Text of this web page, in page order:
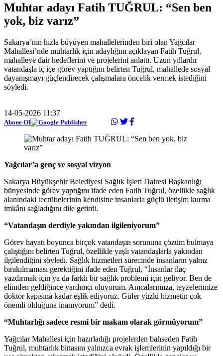
Muhtar adayı Fatih TUĞRUL: “Sen ben
yok, biz varız”
Sakarya’nın hızla büyüyen mahallelerinden biri olan Yağcılar
Mahallesi’nde muhtarlık için adaylığını açıklayan Fatih Tuğrul,
mahalleye dair hedeflerini ve projelerini anlattı. Uzun yıllardır
vatandaşla iç içe görev yaptığını belirten Tuğrul, mahallede sosyal
dayanışmayı güçlendirecek çalışmalara öncelik vermek istediğini
söyledi.
14-05-2026 11:37
Abone Ol
Yağcılar’a genç ve sosyal vizyon
Sakarya Büyükşehir Belediyesi Sağlık İşleri Dairesi Başkanlığı
bünyesinde görev yaptığını ifade eden Fatih Tuğrul, özellikle sağlık
alanındaki tecrübelerinin kendisine insanlarla güçlü iletişim kurma
imkânı sağladığını dile getirdi.
“Vatandaşın derdiyle yakından ilgileniyorum”
Görev hayatı boyunca birçok vatandaşın sorununa çözüm bulmaya
çalıştığını belirten Tuğrul, özellikle yaşlı vatandaşlarla yakından
ilgilendiğini söyledi. Sağlık hizmetleri sürecinde insanların yalnız
bırakılmaması gerektiğini ifade eden Tuğrul, “İnsanlar ilaç
yazdırmak için ya da farklı bir sağlık problemi için geliyor. Ben de
elimden geldiğince yardımcı oluyorum. Amcalarımıza, teyzelerimize
doktor kapısına kadar eşlik ediyoruz. Güler yüzlü hizmetin çok
önemli olduğuna inanıyorum” dedi.
“Muhtarlığı sadece resmi bir makam olarak görmüyorum”
Yağcılar Mahallesi için hazırladığı projelerden bahseden Fatih
Tuğrul, muhtarlık binasını yalnızca evrak işlemlerinin yapıldığı bir